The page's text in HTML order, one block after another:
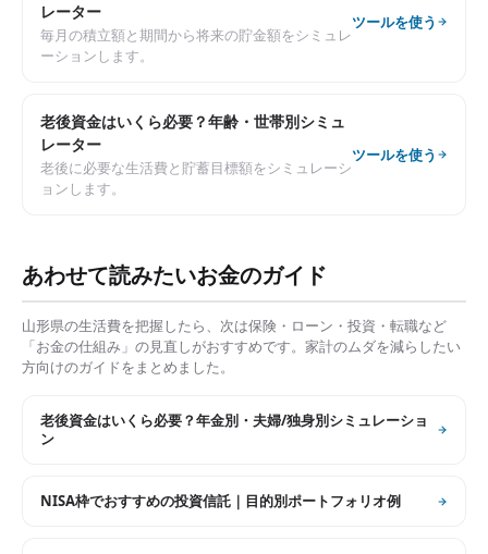
レーター
毎月の積立額と期間から将来の貯金額をシミュレ
ーションします。
ツールを使う
老後資金はいくら必要？年齢・世帯別シミュ
レーター
老後に必要な生活費と貯蓄目標額をシミュレーシ
ョンします。
ツールを使う
あわせて読みたいお金のガイド
山形県の生活費を把握したら、次は保険・ローン・投資・転職など
「お金の仕組み」の見直しがおすすめです。家計のムダを減らしたい
方向けのガイドをまとめました。
老後資金はいくら必要？年金別・夫婦/独身別シミュレーショ
ン
NISA枠でおすすめの投資信託｜目的別ポートフォリオ例